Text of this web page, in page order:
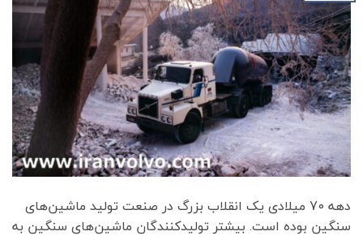
دهه 70 میلادی یک انقلاب بزرگ در صنعت تولید ماشین‌های
سنگین بوده است. بیشتر تولیدکنندگان ماشین‌های سنگین به